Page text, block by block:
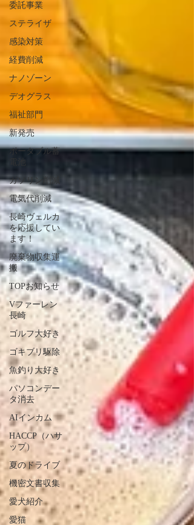
委託事業
ステライザ
感染対策
経費削減
ナノゾーン
デオグラス
福祉部門
新発売
ポータブル蓄
ガソリン削減
電気代削減
長崎ヴェルカ
を応援してい
ます！
廃棄物収集運
搬
TOPお知らせ
Vファーレン
長崎
ゴルフ大好き
ゴキブリ駆除
魚釣り大好き
パソコンデー
タ消去
AIインカム
HACCP（ハサ
ップ）
夏のドライブ
機密文書収集
愛犬紹介
愛猫